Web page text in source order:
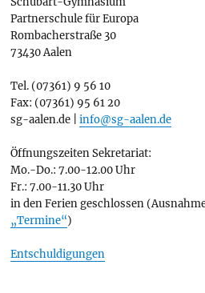
Partnerschule für Europa
Rombacherstraße 30
73430 Aalen
Tel. (07361) 9 56 10
Fax: (07361) 95 61 20
sg-aalen.de | info@sg-aalen.de
Öffnungszeiten Sekretariat:
Mo.-Do.: 7.00-12.00 Uhr
Fr.: 7.00-11.30 Uhr
in den Ferien geschlossen
„Termine“)
Entschuldigungen